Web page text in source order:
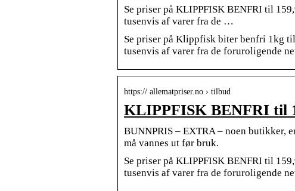
Se priser på KLIPPFISK BENFRI til
tusenvis af varer fra de …
Se priser på Klippfisk biter benfri 1kg
tusenvis af varer fra de foruroligende
https:// allematpriser.no › tilbud
KLIPPFISK BENFRI til
BUNNPRIS – EXTRA – noen
må vannes ut før bruk.
Se priser på KLIPPFISK BENFRI til
tusenvis af varer fra de foruroligende